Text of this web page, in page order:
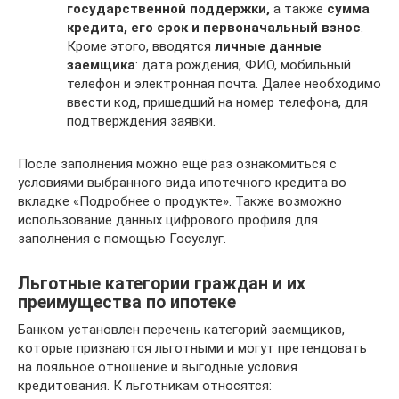
государственной поддержки, а также сумма
кредита, его срок и первоначальный взнос.
Кроме этого, вводятся личные данные
заемщика: дата рождения, ФИО, мобильный
телефон и электронная почта. Далее необходимо
ввести код, пришедший на номер телефона, для
подтверждения заявки.
После заполнения можно ещё раз ознакомиться с
условиями выбранного вида ипотечного кредита во
вкладке «Подробнее о продукте». Также возможно
использование данных цифрового профиля для
заполнения с помощью Госуслуг.
Льготные категории граждан и их
преимущества по ипотеке
Банком установлен перечень категорий заемщиков,
которые признаются льготными и могут претендовать
на лояльное отношение и выгодные условия
кредитования. К льготникам относятся: